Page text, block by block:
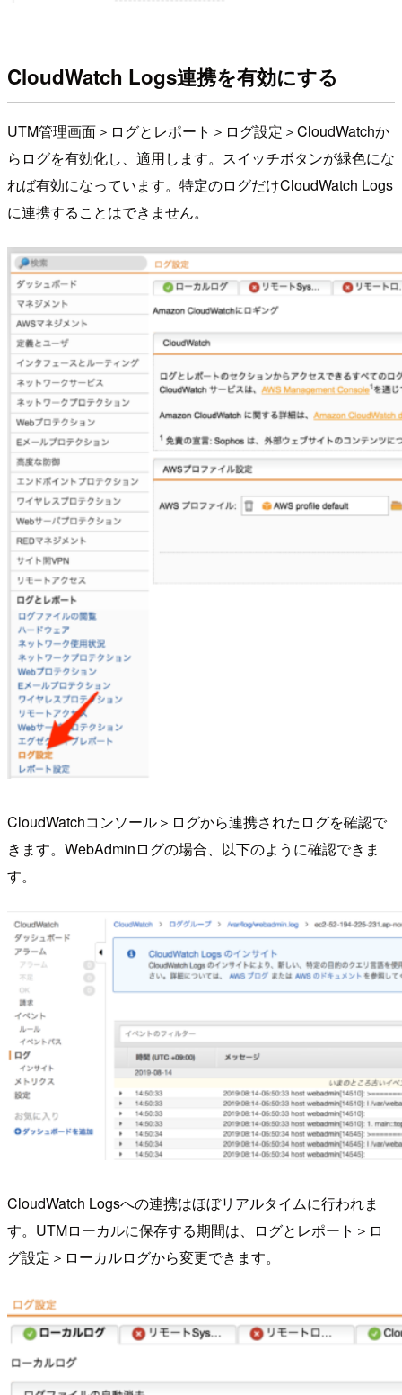
CloudWatch Logs連携を有効にする
UTM管理画面＞ログとレポート＞ログ設定＞CloudWatchか
らログを有効化し、適用します。スイッチボタンが緑色にな
れば有効になっています。特定のログだけCloudWatch Logs
に連携することはできません。
CloudWatchコンソール＞ログから連携されたログを確認で
きます。WebAdminログの場合、以下のように確認できま
す。
CloudWatch Logsへの連携はほぼリアルタイムに行われま
す。UTMローカルに保存する期間は、ログとレポート＞ロ
グ設定＞ローカルログから変更できます。